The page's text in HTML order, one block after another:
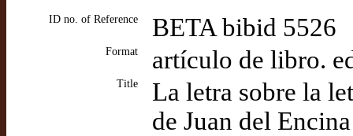
ID no. of Reference BETA bibid 5526
Format artículo de libro.
Title
La letra sobre la
de Juan del